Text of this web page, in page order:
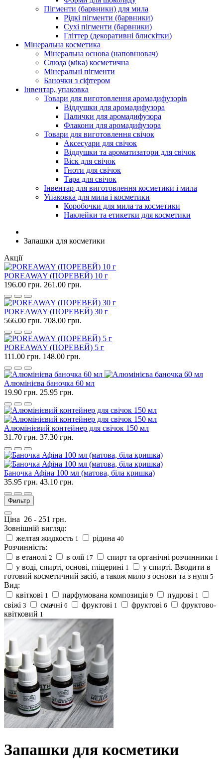
Пігменти (барвники) для мила
Рідкі пігменти (барвники)
Сухі пігменти (барвники)
Гліттер (декоративні блискітки)
Мінеральна косметика
Мінеральна основа (наповнювач)
Слюда (міка) косметична
Мінеральні пігменти
Баночки з сіфтером
Інвентар, упаковка
Товари для виготовлення аромадифузорів
Віддушки для аромадифузора
Палички для аромадифузора
Флакони для аромадифузора
Товари для виготовлення свічок
Аксесуари для свічок
Віддушки та ароматизатори для свічок
Віск для свічок
Гноти для свічок
Тара для свічок
Інвентар для виготовлення косметики і мила
Упаковка для мила і косметики
Коробочки для мила та косметики
Наклейки та етикетки для косметики
Запашки для косметики
Акції
POREAWAY (ПОРЕВЕЙ) 10 г
196.00 грн. 261.00 грн.
POREAWAY (ПОРЕВЕЙ) 30 г
566.00 грн. 708.00 грн.
POREAWAY (ПОРЕВЕЙ) 5 г
111.00 грн. 148.00 грн.
Алюмінієва баночка 60 мл
19.90 грн. 25.95 грн.
Алюмінієвий контейнер для свічок 150 мл
31.70 грн. 37.30 грн.
Баночка Афіна 100 мл (матова, біла кришка)
35.95 грн. 43.10 грн.
Фильтр
Ціна 26 - 251 грн.
Зовнішній вигляд:
желтая жидкость 1 рідина 40
Розчинність:
в етанолі 2 в олії 17 спирт та органічні розчинники 1
у воді, спирті, основі, гліцерині 1
у спирті. Вводити в
готовий косметичний засіб, а також мило з основи та з нуля 5
Вид:
квіткові 1 парфумована композиція 9 пудрові 1
свіжі 3 смачні 6 фруктові 1 фруктові 6
фруктово-
квітковий 1
Запашки для косметики